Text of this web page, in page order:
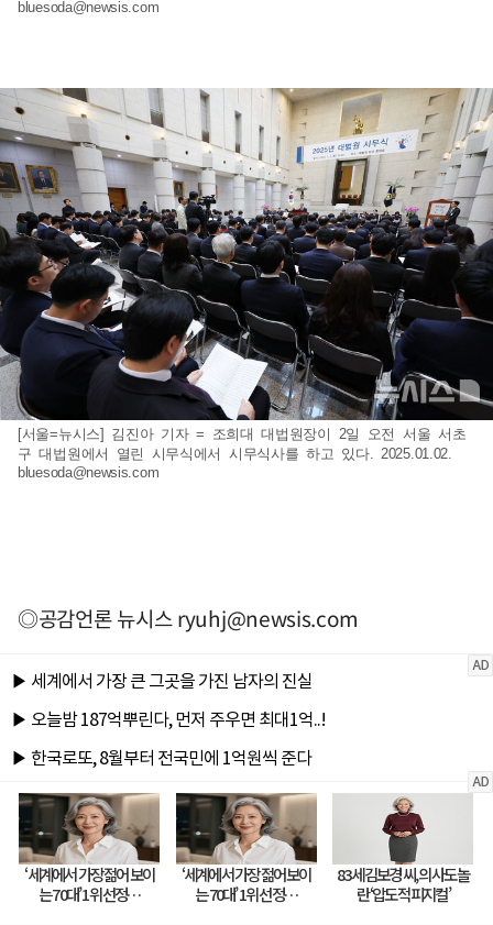
bluesoda@newsis.com
[서울=뉴시스] 김진아 기자 = 조희대 대법원장이 2일 오전 서울 서초
구 대법원에서 열린 시무식에서 시무식사를 하고 있다. 2025.01.02.
bluesoda@newsis.com
◎공감언론 뉴시스ryuhj@newsis.com